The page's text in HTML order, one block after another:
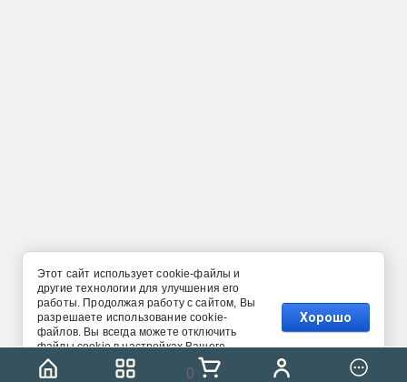
0
Этот сайт использует cookie-файлы и
другие технологии для улучшения его
работы. Продолжая работу с сайтом, Вы
разрешаете использование cookie-
файлов. Вы всегда можете отключить
файлы cookie в настройках Вашего
браузера.
Хорошо